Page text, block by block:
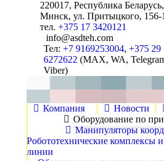
220017, Республика Беларусь,
Минск, ул. Притыцкого, 156-
тел. +375 17 3420121
info@asdteh.com
Тел: +7 9169253004, +375 29
6272622 (MAX, WA,
Viber)
Компания Новости
Оборудование по
Манипуляторы
Робототехнические комплексы
линии